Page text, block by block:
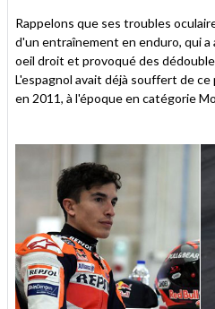
Rappelons que ses troubles
d'un entraînement en enduro, qui
oeil droit et provoqué des
L'espagnol avait déjà souffert de
en 2011, à l'époque en catégorie